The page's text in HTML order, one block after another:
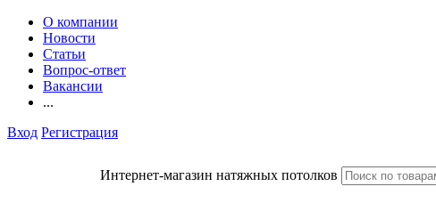
О компании
Новости
Статьи
Вопрос-ответ
Вакансии
...
Вход Регистрация
Интернет-магазин натяжных потолков